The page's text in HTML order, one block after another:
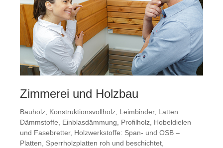
Zimmerei und Holzbau
Bauholz, Konstruktionsvollholz, Leimbinder, Latten
Dämmstoffe, Einblasdämmung, Profilholz, Hobeldielen
und Fasebretter, Holzwerkstoffe: Span- und OSB –
Platten, Sperrholzplatten roh und beschichtet,